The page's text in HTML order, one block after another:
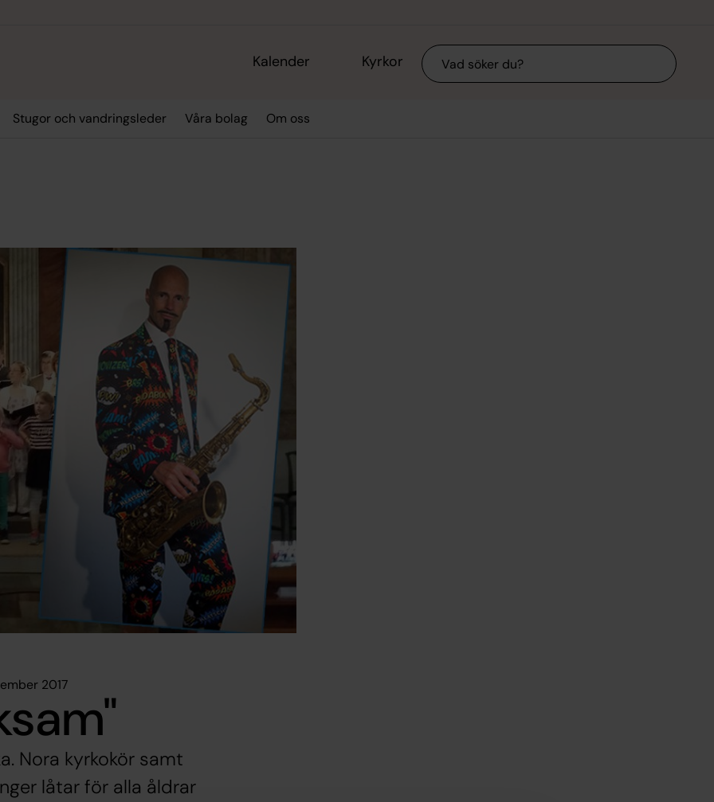
Kalender Kyrkor Sök
Stugor och vandringsleder Våra bolag Om oss
2017
Nora kyrkokör samt
låtar för alla åldrar